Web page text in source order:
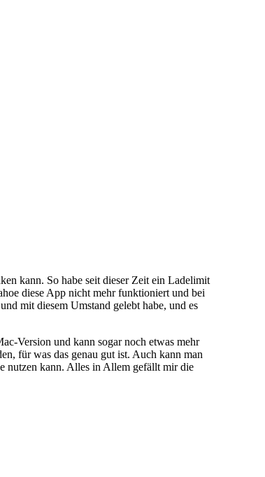
kann. So habe seit dieser Zeit ein Ladelimit
diese App nicht mehr funktioniert und bei
mit diesem Umstand gelebt habe, und es
Version und kann sogar noch etwas mehr
für was das genau gut ist. Auch kann man
nutzen kann. Alles in Allem gefällt mir die